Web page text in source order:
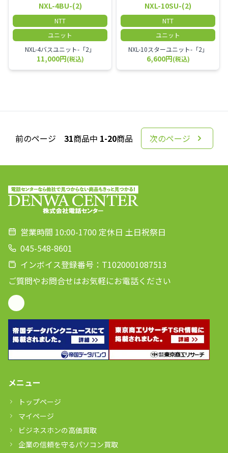
NXL-4BU-(2)
NTT
ユニット
NXL-4バスユニット-「2」
11,000円(税込)
NXL-10SU-(2)
NTT
ユニット
NXL-10スターユニット-「2」
6,600円(税込)
前のページ 31商品中 1-20商品 次のページ
営業時間 10:00-1700 定休日 土日祝祭日
045-548-8601
インボイス登録番号：T1020001087513
ご質問やお問合せはお気軽にお電話ください
メニュー
トップページ
マイページ
ビジネスホンの高価買取
企業の信頼を守るパソコン買取